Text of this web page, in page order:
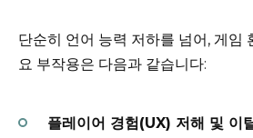
단순히 언어 능력 저하를 넘어, 게임
요 부작용은 다음과 같습니다:
플레이어 경험(UX) 저해 및 이